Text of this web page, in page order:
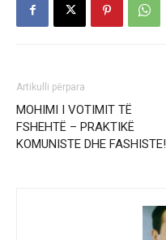
Artikulli përpara
MOHIMI I VOTIMIT TË
FSHEHTË – PRAKTIKË
KOMUNISTE DHE FASHISTE!